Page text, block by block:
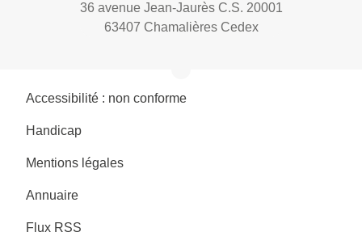
36 avenue Jean-Jaurès C.S. 20001
63407 Chamalières Cedex
Accessibilité : non conforme
Handicap
Mentions légales
Annuaire
Flux RSS